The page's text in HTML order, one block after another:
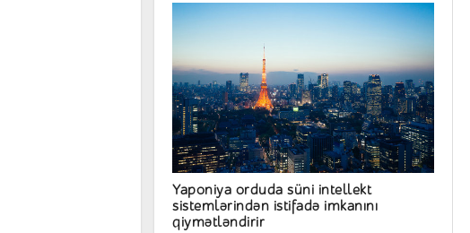
Yaponiya orduda süni intellekt
sistemlərindən istifadə imkanını
qiymətləndirir